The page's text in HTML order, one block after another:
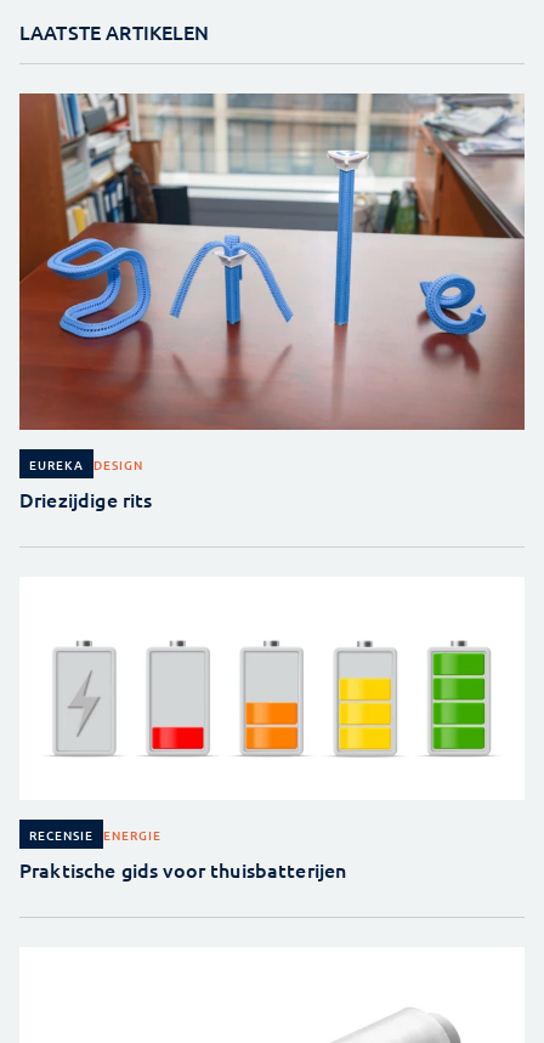
LAATSTE ARTIKELEN
EUREKA DESIGN
Driezijdige rits
RECENSIE ENERGIE
Praktische gids voor thuisbatterijen